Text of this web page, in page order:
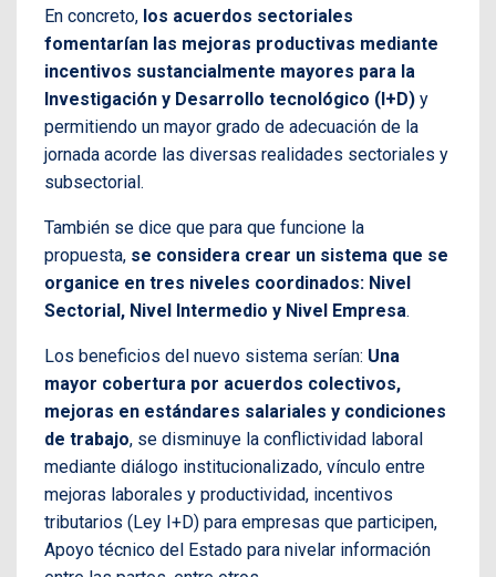
En concreto, los acuerdos sectoriales
fomentarían las mejoras productivas mediante
incentivos sustancialmente mayores para la
Investigación y Desarrollo tecnológico (I+D) y
permitiendo un mayor grado de adecuación de la
jornada acorde las diversas realidades sectoriales y
subsectorial.
También se dice que para que funcione la
propuesta, se considera crear un sistema que se
organice en tres niveles coordinados: Nivel
Sectorial, Nivel Intermedio y Nivel Empresa.
Los beneficios del nuevo sistema serían: Una
mayor cobertura por acuerdos colectivos,
mejoras en estándares salariales y condiciones
de trabajo, se disminuye la conflictividad laboral
mediante diálogo institucionalizado, vínculo entre
mejoras laborales y productividad, incentivos
tributarios (Ley I+D) para empresas que participen,
Apoyo técnico del Estado para nivelar información